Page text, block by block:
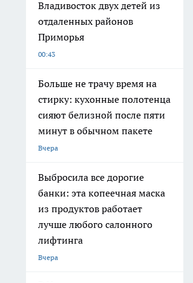
Владивосток двух детей из
отдаленных районов
Приморья
00:43
Больше не трачу время на
стирку: кухонные полотенца
сияют белизной после пяти
минут в обычном пакете
Вчера
Выбросила все дорогие
банки: эта копеечная маска
из продуктов работает
лучше любого салонного
лифтинга
Вчера